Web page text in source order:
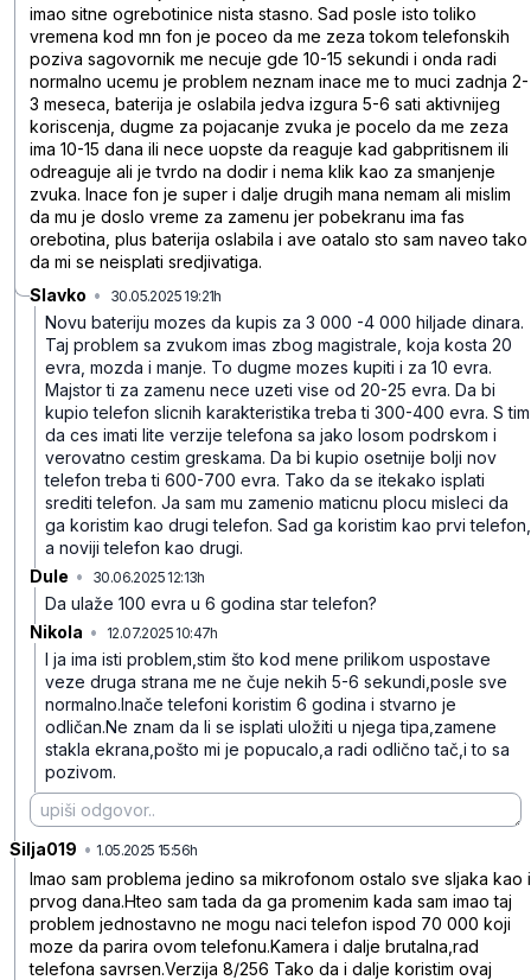
imao sitne ogrebotinice nista stasno. Sad posle isto toliko
vremena kod mn fon je poceo da me zeza tokom telefonskih
poziva sagovornik me necuje gde 10-15 sekundi i onda radi
normalno ucemu je problem neznam inace me to muci zadnja 2-
3 meseca, baterija je oslabila jedva izgura 5-6 sati aktivnijeg
koriscenja, dugme za pojacanje zvuka je pocelo da me zeza
ima 10-15 dana ili nece uopste da reaguje kad gabpritisnem ili
odreaguje ali je tvrdo na dodir i nema klik kao za smanjenje
zvuka. Inace fon je super i dalje drugih mana nemam ali mislim
da mu je doslo vreme za zamenu jer pobekranu ima fas
orebotina, plus baterija oslabila i ave oatalo sto sam naveo tako
da mi se neisplati sredjivatiga.
Slavko • 30.05.2025 19:21h
Novu bateriju mozes da kupis za 3 000 -4 000 hiljade dinara.
Taj problem sa zvukom imas zbog magistrale, koja kosta 20
evra, mozda i manje. To dugme mozes kupiti i za 10 evra.
Majstor ti za zamenu nece uzeti vise od 20-25 evra. Da bi
kupio telefon slicnih karakteristika treba ti 300-400 evra. S tim
da ces imati lite verzije telefona sa jako losom podrskom i
verovatno cestim greskama. Da bi kupio osetnije bolji nov
telefon treba ti 600-700 evra. Tako da se itekako isplati
srediti telefon. Ja sam mu zamenio maticnu plocu misleci da
ga koristim kao drugi telefon. Sad ga koristim kao prvi telefon,
a noviji telefon kao drugi.
Dule • 30.06.2025 12:13h
Da ulaže 100 evra u 6 godina star telefon?
Nikola • 12.07.2025 10:47h
I ja ima isti problem,stim što kod mene prilikom uspostave
veze druga strana me ne čuje nekih 5-6 sekundi,posle sve
normalno.Inače telefoni koristim 6 godina i stvarno je
odličan.Ne znam da li se isplati uložiti u njega tipa,zamene
stakla ekrana,pošto mi je popucalo,a radi odlično tač,i to sa
pozivom.
Silja019 • 1.05.2025 15:56h
Imao sam problema jedino sa mikrofonom ostalo sve sljaka kao i
prvog dana.Hteo sam tada da ga promenim kada sam imao taj
problem jednostavno ne mogu naci telefon ispod 70 000 koji
moze da parira ovom telefonu.Kamera i dalje brutalna,rad
telefona savrsen.Verzija 8/256 Tako da i dalje koristim ovaj